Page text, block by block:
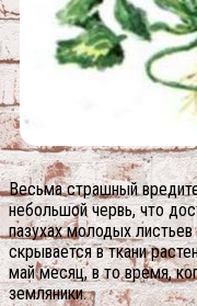
Весьма страшный
небольшой червь, что
пазухах молодых
скрывается в ткани
май месяц, в то время,
земляники.